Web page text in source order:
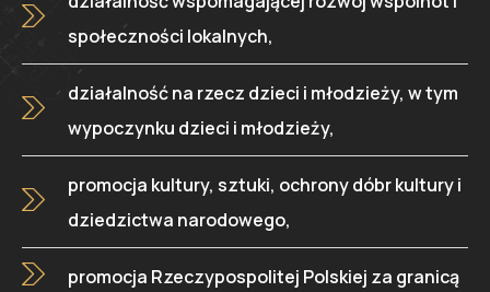
społeczności lokalnych,
działalność na rzecz dzieci i młodzieży, w tym
wypoczynku dzieci i młodzieży,
promocja kultury, sztuki, ochrony dóbr kultury i
dziedzictwa narodowego,
promocja Rzeczypospolitej Polskiej za granicą